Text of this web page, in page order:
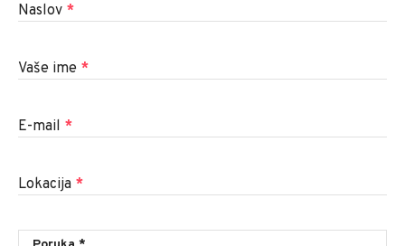
Naslov *
Vaše ime *
E-mail *
Lokacija *